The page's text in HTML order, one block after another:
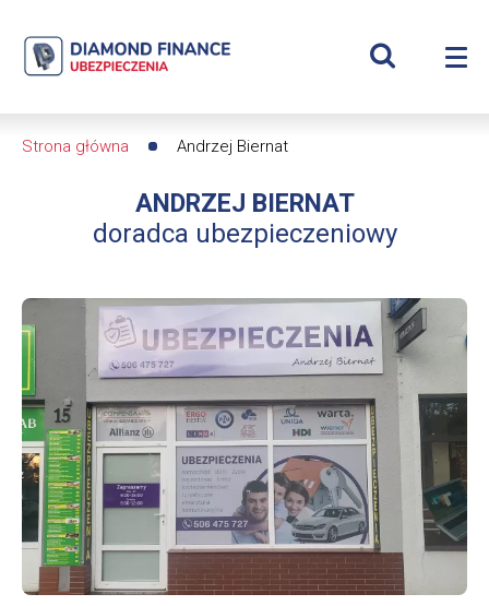
Andrzej
Diamond
Finance
dfs24
Wyświetl
nawigacyjna
Strona główna Andrzej Biernat
ANDRZEJ BIERNAT
doradca ubezpieczeniowy